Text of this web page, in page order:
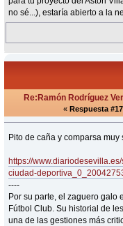
no sé...), estaría abierto a la
Re:Ramón Rodríguez
« Respuesta
Pito de caña y comparsa
https://
ciudad-
----
Por su parte, el zaguero galo
Fútbol Club. Su historial de
una de las gestiones más